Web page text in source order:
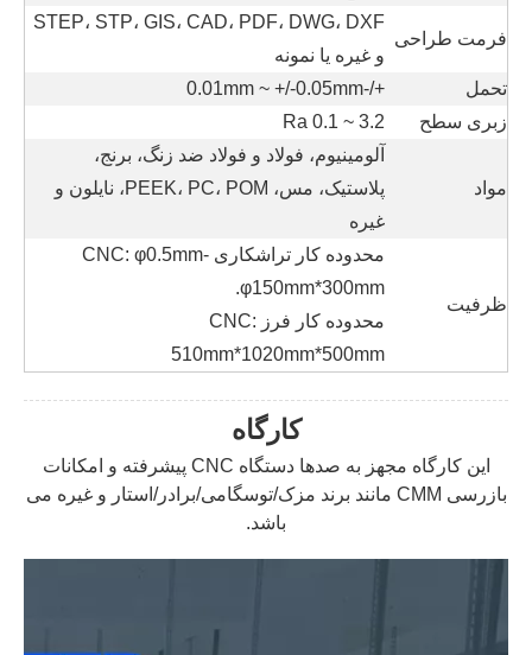
فرمت طراحی
STEP، STP، GIS، CAD، PDF، DWG، DXF
و غیره یا نمونه
تحمل
+/-0.01mm ~ +/-0.05mm
زبری سطح
Ra 0.1 ~ 3.2
مواد
آلومینیوم، فولاد و فولاد ضد زنگ، برنج،
پلاستیک، مس، PEEK، PC، POM، نایلون و
غیره
ظرفیت
محدوده کار تراشکاری CNC: φ0.5mm-
φ150mm*300mm.
محدوده کار فرز CNC:
510mm*1020mm*500mm
کارگاه
این کارگاه مجهز به صدها دستگاه CNC پیشرفته و امکانات
بازرسی CMM مانند برند مزک/توسگامی/برادر/استار و غیره می
باشد.